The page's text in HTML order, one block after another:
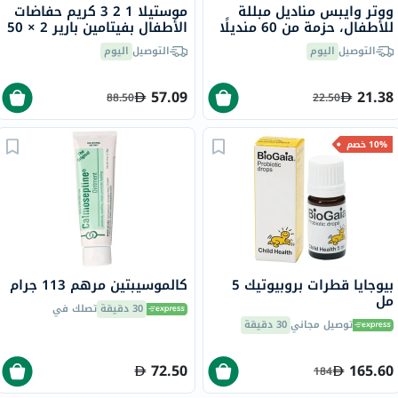
ووتر وايبس مناديل مبللة
للأطفال، حزمة من 60 منديلًا
مبللة بدون رائحة، خالية من
البلاستيك
التوصيل اليوم
21.38
22.50
موستيلا 1 2 3 كريم حفاضات
الأطفال بفيتامين بارير 2 × 50
مل حزمة ترويجية من 2
التوصيل اليوم
57.09
88.50
10% خصم
بيوجايا قطرات بروبيوتيك 5
مل
توصيل مجاني30 دقيقة
165.60
184
كالموسيبتين مرهم 113 جرام
30 دقيقة تصلك في
72.50